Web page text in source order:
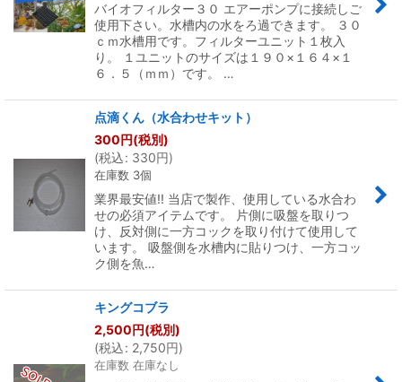
バイオフィルター３０ エアーポンプに接続しご
使用下さい。水槽内の水をろ過できます。 ３０
ｃｍ水槽用です。フィルターユニット１枚入
り。 １ユニットのサイズは１９０×１６４×１
６．５（ｍｍ）です。 …
点滴くん（水合わせキット）
300円(税別)
(税込: 330円)
在庫数 3個
業界最安値!! 当店で製作、使用している水合わ
せの必須アイテムです。 片側に吸盤を取りつ
け、反対側に一方コックを取り付けて使用して
います。 吸盤側を水槽内に貼りつけ、一方コッ
ク側を魚…
キングコブラ
2,500円(税別)
(税込: 2,750円)
在庫数 在庫なし